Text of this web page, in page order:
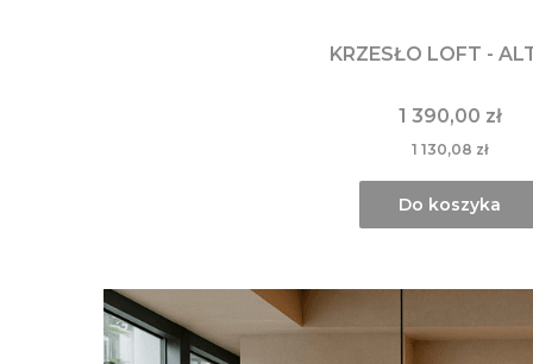
KRZESŁO LOFT -
1 390,00 zł
1 130,08 zł
Do koszyka